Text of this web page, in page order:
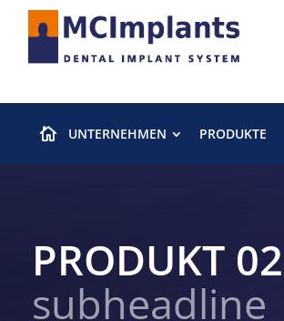
 UNTERNEHMEN PRODUKTE
PRODUKT 02
subheadline